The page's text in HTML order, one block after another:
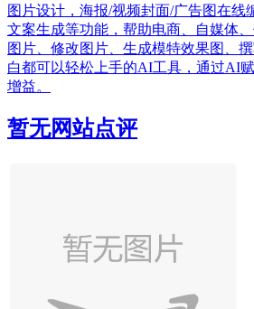
图片设计，海报/视频封面/广告图在线
文案生成等功能，帮助电商、自媒体
图片、修改图片、生成模特效果图、
白都可以轻松上手的AI工具，通过AI
增益。
暂无网站点评